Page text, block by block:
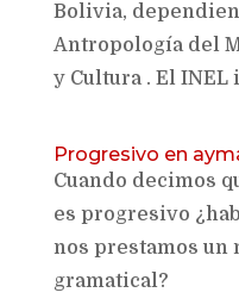
Bolivia,
Antropología del
y Cultura . El INEL
Progresivo en
Cuando decimos
es progresivo
nos prestamos un
gramatical?